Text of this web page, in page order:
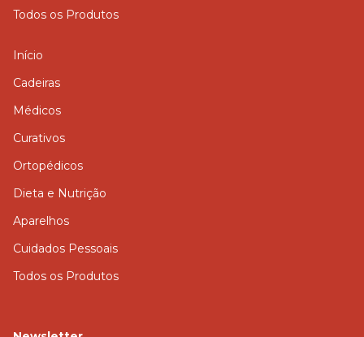
Todos os Produtos
Início
Cadeiras
Médicos
Curativos
Ortopédicos
Dieta e Nutrição
Aparelhos
Cuidados Pessoais
Todos os Produtos